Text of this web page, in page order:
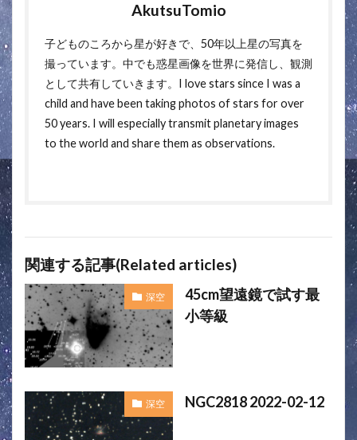
AkutsuTomio
子どものころから星が好きで、50年以上星の写真を
撮っています。中でも惑星画像を世界に発信し、観測
として共有していきます。I love stars since I was a
child and have been taking photos of stars for over
50 years. I will especially transmit planetary images
to the world and share them as observations.
関連する記事(Related articles)
深空
45cm望遠鏡で試す最
小等級
深空 NGC2818 2022-02-12